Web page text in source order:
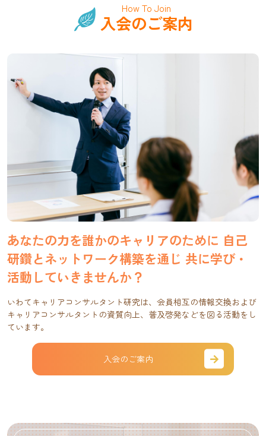
How To Join
入会のご案内
あなたの力を誰かのキャリアのために 自己
研鑽とネットワーク構築を通じ 共に学び・
活動していきませんか？
いわてキャリアコンサルタント研究は、会員相互の情報交換および
キャリアコンサルタントの資質向上、普及啓発などを図る活動をし
ています。
入会のご案内